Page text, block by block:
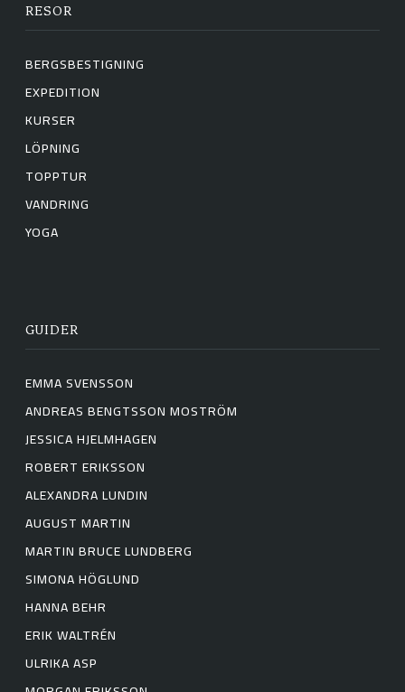
RESOR
BERGSBESTIGNING
EXPEDITION
KURSER
LÖPNING
TOPPTUR
VANDRING
YOGA
GUIDER
EMMA SVENSSON
ANDREAS BENGTSSON MOSTRÖM
JESSICA HJELMHAGEN
ROBERT ERIKSSON
ALEXANDRA LUNDIN
AUGUST MARTIN
MARTIN BRUCE LUNDBERG
SIMONA HÖGLUND
HANNA BEHR
ERIK WALTRÉN
ULRIKA ASP